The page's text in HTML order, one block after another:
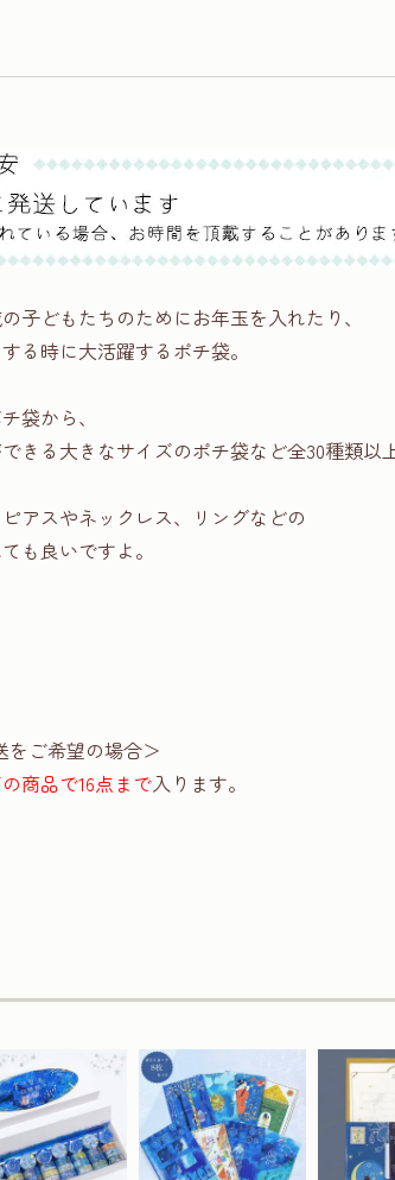
子どもたちのためにお年玉を入れたり、
る時に大活躍するポチ袋。
袋から、
きる大きなサイズのポチ袋など全30種類以
アスやネックレス、リングなどの
も良いですよ。
をご希望の場合＞
商品で16点まで入ります。